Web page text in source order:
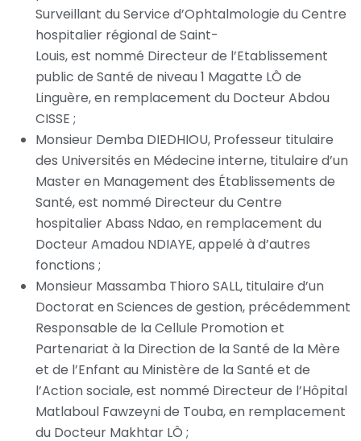
Surveillant du Service d’Ophtalmologie du Centre
hospitalier régional de Saint-
Louis, est nommé Directeur de l’Etablissement
public de Santé de niveau 1 Magatte LÔ de
Linguère, en remplacement du Docteur Abdou
CISSE ;
Monsieur Demba DIEDHIOU, Professeur titulaire
des Universités en Médecine interne, titulaire d’un
Master en Management des Établissements de
Santé, est nommé Directeur du Centre
hospitalier Abass Ndao, en remplacement du
Docteur Amadou NDIAYE, appelé à d’autres
fonctions ;
Monsieur Massamba Thioro SALL, titulaire d’un
Doctorat en Sciences de gestion, précédemment
Responsable de la Cellule Promotion et
Partenariat à la Direction de la Santé de la Mère
et de l’Enfant au Ministère de la Santé et de
l’Action sociale, est nommé Directeur de l’Hôpital
Matlaboul Fawzeyni de Touba, en remplacement
du Docteur Makhtar LÔ ;